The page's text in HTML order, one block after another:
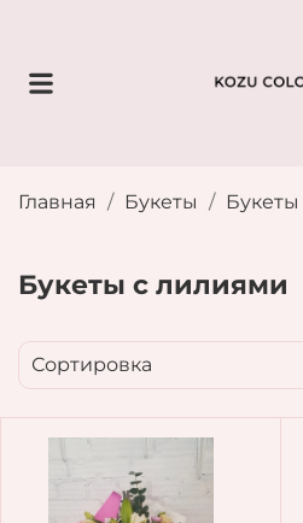
Главная Букеты
Букеты с лилиями